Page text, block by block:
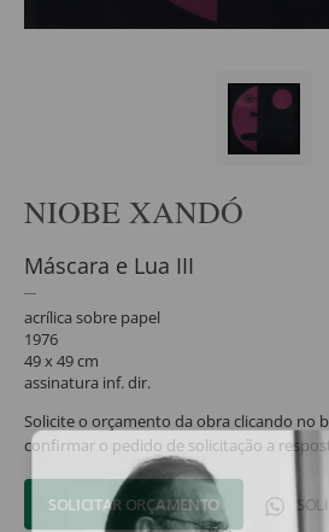
NIOBE XANDÓ
Máscara e Lua III
acrílica sobre papel
1976
49 x 49 cm
assinatura inf. dir.
Solicite o orçamento da obra clicando no
confirmar o pedido de solicitação a
SOLICITAR ORÇAMENTO